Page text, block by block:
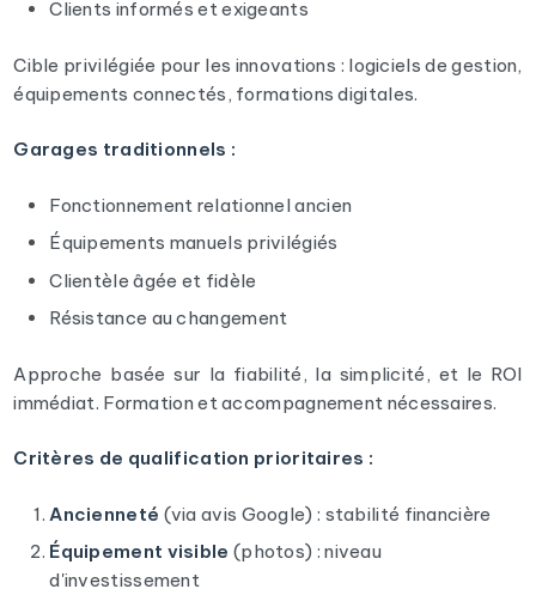
Clients informés et exigeants
Cible privilégiée pour les innovations : logiciels de gestion,
équipements connectés, formations digitales.
Garages traditionnels :
Fonctionnement relationnel ancien
Équipements manuels privilégiés
Clientèle âgée et fidèle
Résistance au changement
Approche basée sur la fiabilité, la simplicité, et le ROI
immédiat. Formation et accompagnement nécessaires.
Critères de qualification prioritaires :
Ancienneté (via avis Google) : stabilité financière
Équipement visible (photos) : niveau
d'investissement